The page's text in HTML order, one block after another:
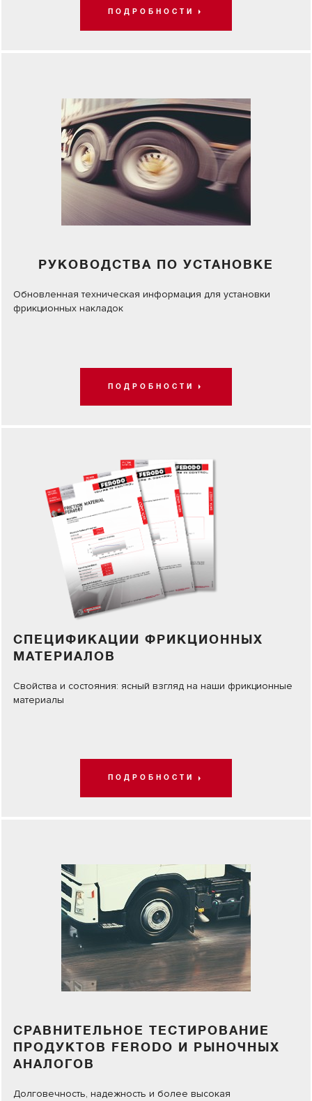
ПОДРОБНОСТИ
РУКОВОДСТВА ПО УСТАНОВКЕ
Обновленная техническая информация для установки
фрикционных накладок
ПОДРОБНОСТИ
СПЕЦИФИКАЦИИ ФРИКЦИОННЫХ
МАТЕРИАЛОВ
Свойства и состояния: ясный взгляд на наши фрикционные
материалы
ПОДРОБНОСТИ
СРАВНИТЕЛЬНОЕ ТЕСТИРОВАНИЕ
ПРОДУКТОВ FERODO И РЫНОЧНЫХ
АНАЛОГОВ
Долговечность, надежность и более высокая